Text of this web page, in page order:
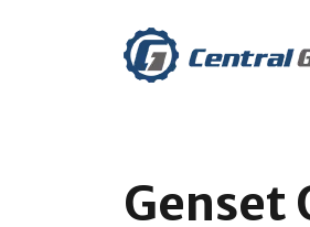
Genset